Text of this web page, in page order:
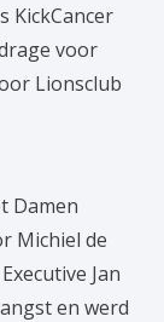
KickCancer
voor
Lionsclub
Damen
Michiel de
Jan
en werd